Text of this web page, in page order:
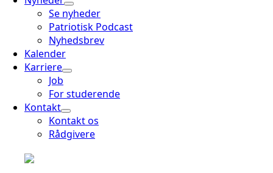
Se nyheder
Patriotisk Podcast
Nyhedsbrev
Kalender
Karriere
Job
For studerende
Kontakt
Kontakt os
Rådgivere